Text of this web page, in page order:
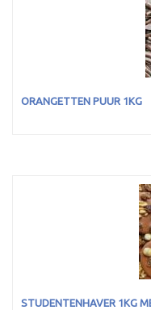
ORANGETTEN PUUR 1KG
STUDENTENHAVER 1KG